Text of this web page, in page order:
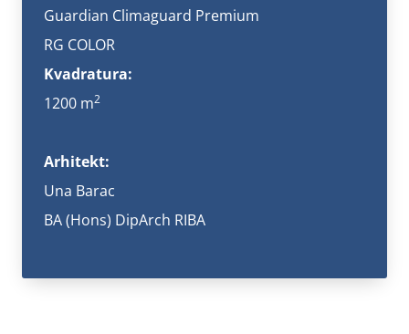
Guardian Climaguard Premium
RG COLOR
Kvadratura:
1200 m2
Arhitekt:
Una Barac
BA (Hons) DipArch RIBA